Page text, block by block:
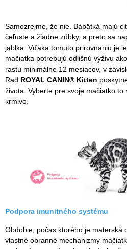
Samozrejme, že nie. Bábätká majú
čeľuste a žiadne zúbky, a preto sa
jablka. Vďaka tomuto prirovnaniu je
mačiatka potrebujú odlišnú výživu
rastú minimálne 12 mesiacov, v
Rad ROYAL CANIN® Kitten
života. Vyberte pre svoje mačiatko to
krmivo.
Podpora imunitného systému
Obdobie, počas ktorého je materská
vlastné obranné mechanizmy